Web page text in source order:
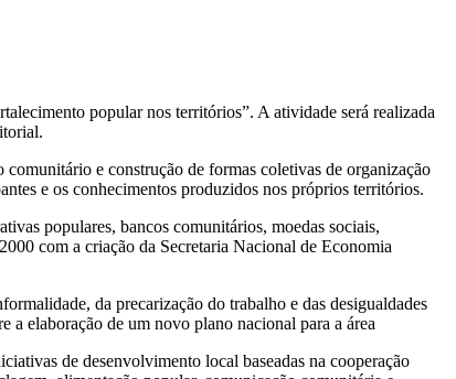
popular nos territórios”. A atividade será realizada
e construção de formas coletivas de organização
e os conhecimentos produzidos nos próprios territórios.
populares, bancos comunitários, moedas sociais,
com a criação da Secretaria Nacional de Economia
da precarização do trabalho e das desigualdades
a elaboração de um novo plano nacional para a área
de desenvolvimento local baseadas na cooperação